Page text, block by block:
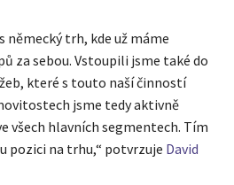
německý trh, kde už máme
za sebou. Vstoupili jsme také do
které s touto naší činností
jsme tedy aktivně
všech hlavních segmentech. Tím
pozici na trhu,“ potvrzuje David